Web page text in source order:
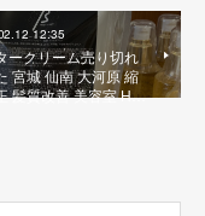
12:35
ークリーム売り切れ
宮城 仙南 大河原 縮
髪質改善 美容室 H…